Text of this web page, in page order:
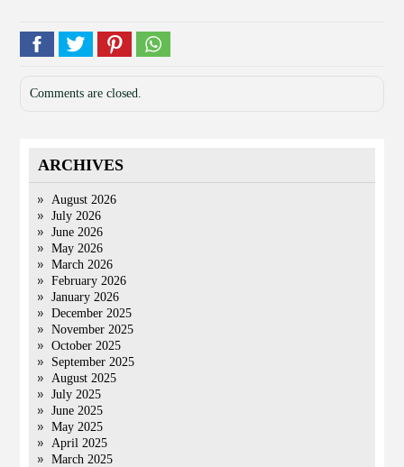
Comments are closed.
ARCHIVES
August 2026
July 2026
June 2026
May 2026
March 2026
February 2026
January 2026
December 2025
November 2025
October 2025
September 2025
August 2025
July 2025
June 2025
May 2025
April 2025
March 2025